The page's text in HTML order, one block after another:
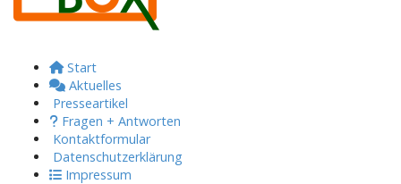
Start
Aktuelles
Presseartikel
Fragen + Antworten
Kontaktformular
Datenschutzerklärung
Impressum